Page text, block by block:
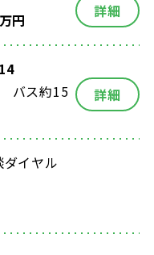
万円 詳細
バス約15
詳細
イヤル